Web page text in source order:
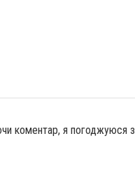
коментар, я погоджуюся з